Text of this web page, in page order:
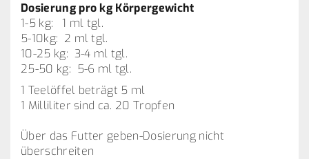
Dosierung pro kg Körpergewicht
1-5 kg: 1 ml tgl.
5-10kg: 2 ml tgl.
10-25 kg: 3-4 ml tgl.
25-50 kg: 5-6 ml tgl.
1 Teelöffel beträgt 5 ml
1 Milliliter sind ca. 20 Tropfen
Über das Futter geben-Dosierung nicht
überschreiten